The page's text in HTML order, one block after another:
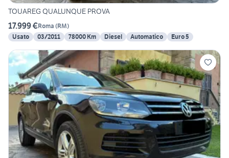
TOUAREG QUALUNQUE PROVA
17.999 €Roma (RM)
Usato
03/2011 78000 Km Diesel Automatico Euro 5